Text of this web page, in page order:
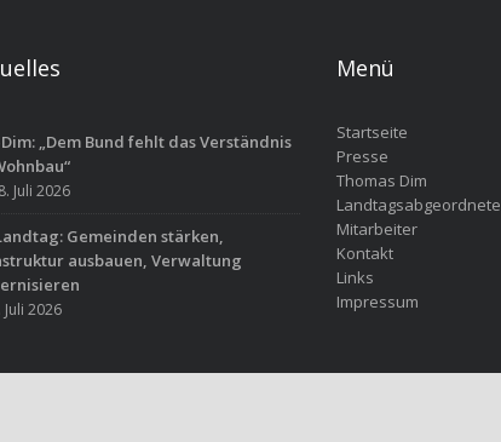
Dim: „Dem Bund fehlt das Verständnis
Juli 2026
Gemeinden stärken,
ausbauen, Verwaltung
Juli 2026
Menü
Startseite
Presse
Thomas Dim
Landtagsabgeordnete
Mitarbeiter
Kontakt
Links
Impressum